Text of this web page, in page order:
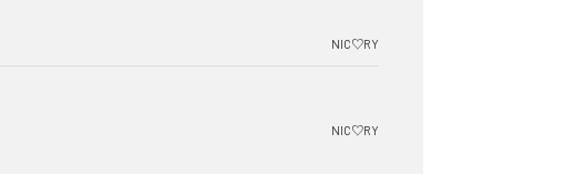
NIC♡RY
NIC♡RY